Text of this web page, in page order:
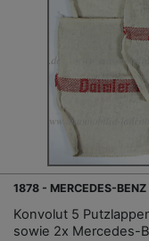
1878 - MERCEDES-BENZ
Konvolut 5
sowie 2x Mercedes-